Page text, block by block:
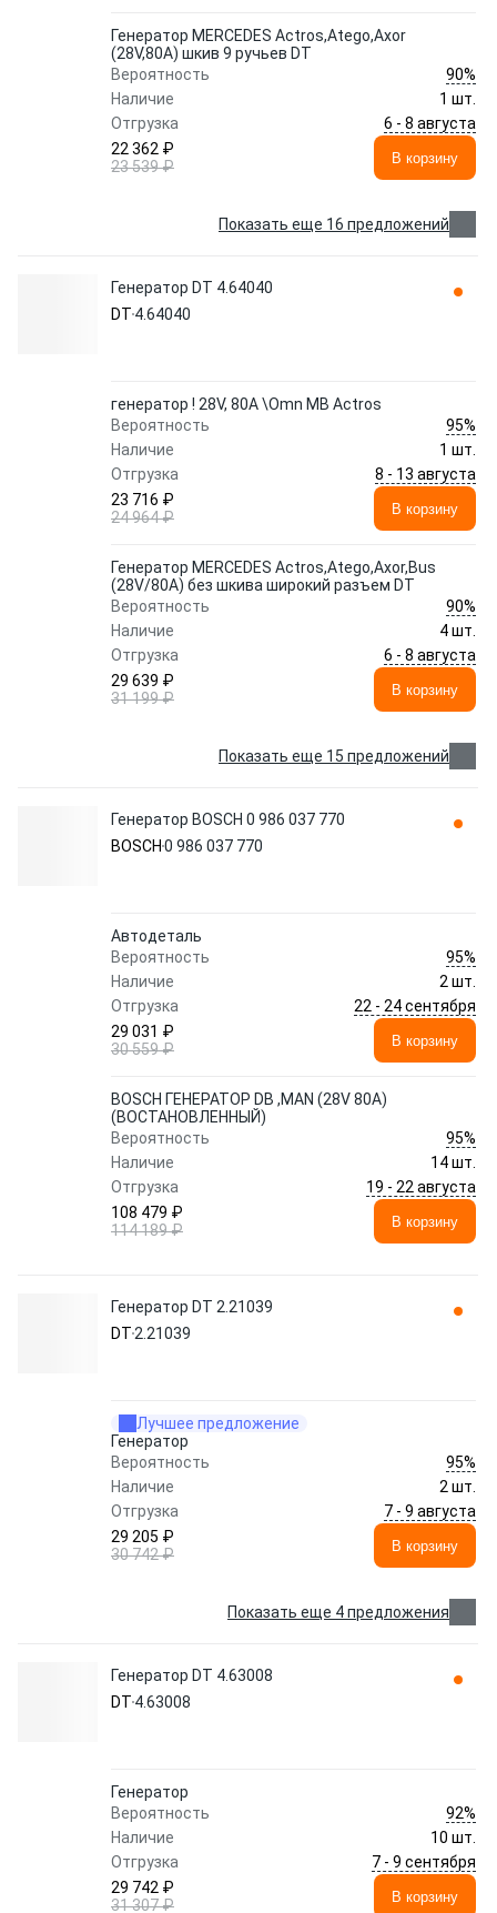
Генератор MERCEDES Actros,Atego,Axor
(28V,80A) шкив 9 ручьев DT
Вероятность
90%
Наличие
1 шт.
Отгрузка
6 - 8 августа
22 362 ₽
23 539 ₽
В корзину
Показать еще 16 предложений
Генератор DT 4.64040
DT 4.64040
генератор ! 28V, 80A \Omn MB Actros
Вероятность
95%
Наличие
1 шт.
Отгрузка
8 - 13 августа
23 716 ₽
24 964 ₽
В корзину
Генератор MERCEDES Actros,Atego,Axor,Bus
(28V/80A) без шкива широкий разъем DT
Вероятность
90%
Наличие
4 шт.
Отгрузка
6 - 8 августа
29 639 ₽
31 199 ₽
В корзину
Показать еще 15 предложений
Генератор BOSCH 0 986 037 770
BOSCH 0 986 037 770
Автодеталь
Вероятность
95%
Наличие
2 шт.
Отгрузка
22 - 24 сентября
29 031 ₽
30 559 ₽
В корзину
BOSCH ГЕНЕРАТОР DB ,MAN (28V 80A)
(ВОСТАНОВЛЕННЫЙ)
Вероятность
95%
Наличие
14 шт.
Отгрузка
19 - 22 августа
108 479 ₽
114 189 ₽
В корзину
Генератор DT 2.21039
DT 2.21039
Лучшее предложение
Генератор
Вероятность
95%
Наличие
2 шт.
Отгрузка
7 - 9 августа
29 205 ₽
30 742 ₽
В корзину
Показать еще 4 предложения
Генератор DT 4.63008
DT 4.63008
Генератор
Вероятность
92%
Наличие
10 шт.
Отгрузка
7 - 9 сентября
29 742 ₽
31 307 ₽
В корзину